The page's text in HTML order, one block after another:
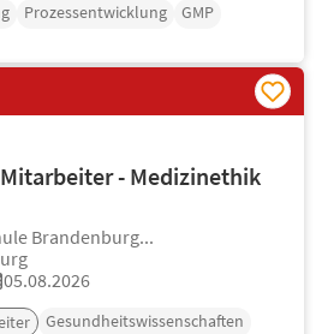
Prozessentwicklung
GMP
- Medizinethik
Brandenburg...
05.08.2026
Gesundheitswissenschaften